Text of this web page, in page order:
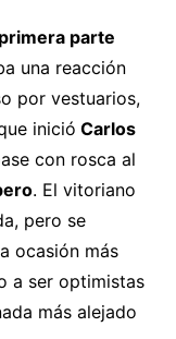
parte
una reacción
por vestuarios,
inició Carlos
con rosca al
. El vitoriano
pero se
ocasión más
a ser optimistas
más alejado